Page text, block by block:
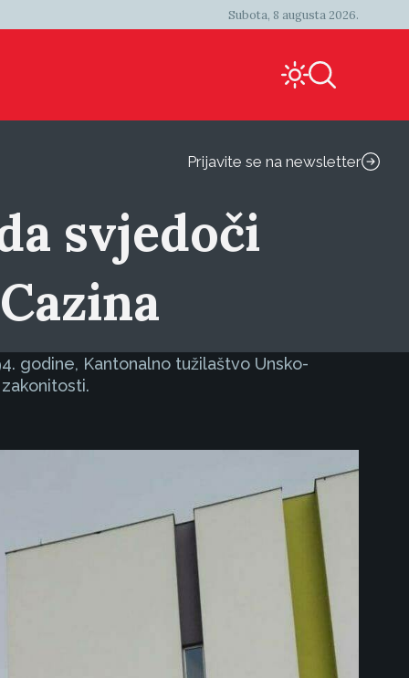
Subota, 8 augusta 2026.
Prijavite se na newsletter
svjedoči
godine, Kantonalno tužilaštvo Unsko-